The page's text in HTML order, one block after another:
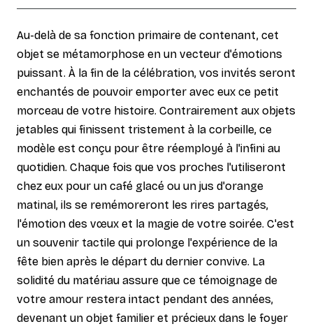
Au-delà de sa fonction primaire de contenant, cet
objet se métamorphose en un vecteur d'émotions
puissant. À la fin de la célébration, vos invités seront
enchantés de pouvoir emporter avec eux ce petit
morceau de votre histoire. Contrairement aux objets
jetables qui finissent tristement à la corbeille, ce
modèle est conçu pour être réemployé à l'infini au
quotidien. Chaque fois que vos proches l'utiliseront
chez eux pour un café glacé ou un jus d'orange
matinal, ils se remémoreront les rires partagés,
l'émotion des vœux et la magie de votre soirée. C'est
un souvenir tactile qui prolonge l'expérience de la
fête bien après le départ du dernier convive. La
solidité du matériau assure que ce témoignage de
votre amour restera intact pendant des années,
devenant un objet familier et précieux dans le foyer